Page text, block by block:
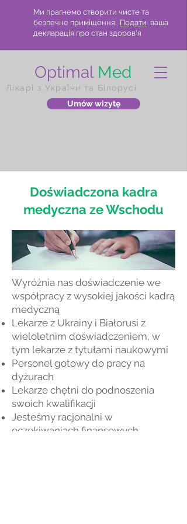
Optimal Med
Лікарі з України та Білорусі
Ми прагнемо створити чисте та
безпечне приміщення. Подати ваша
декларація про стан здоров'я
Umów wizytę
Doświadczona kadra
medyczna ze Wschodu
Wyróżnia nas doświadczenie we
współpracy z wysokiej jakości kadrą
medyczną​
Lekarze z Ukrainy i Białorusi z
wieloletnim doświadczeniem, w
tym lekarze z tytułami naukowymi
​Personel gotowy do pracy na
dyżurach
Lekarze chętni do podnoszenia
swoich kwalifikacji
Jesteśmy racjonalni w
oczekiwaniach finansowych​